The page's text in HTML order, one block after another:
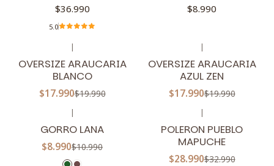
$36.990
5.0
$8.990
|
OVERSIZE ARAUCARIA
BLANCO
$17.990$19.990
|
OVERSIZE ARAUCARIA
AZUL ZEN
$17.990$19.990
|
GORRO LANA
$8.990$10.990
|
POLERON PUEBLO
MAPUCHE
$28.990$32.990